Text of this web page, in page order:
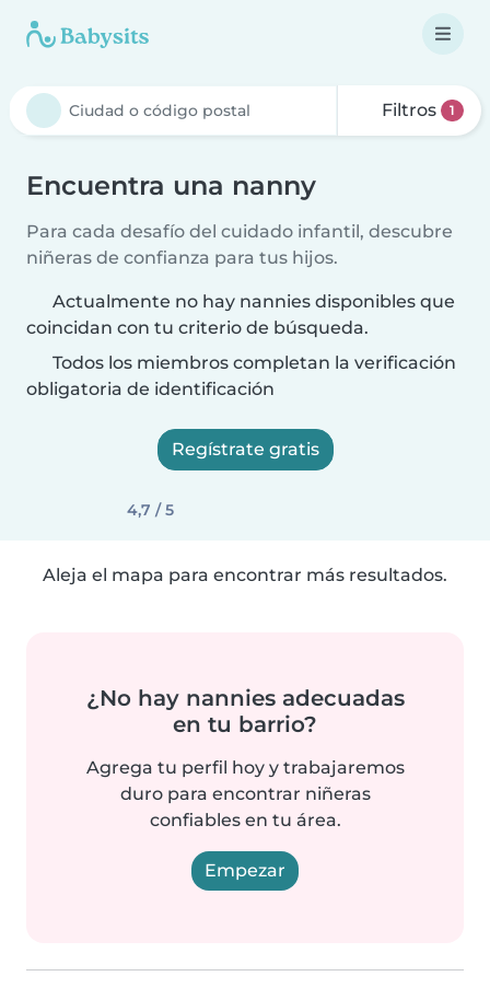
Filtros 1
Encuentra una nanny
Para cada desafío del cuidado infantil, descubre
niñeras de confianza para tus hijos.
Actualmente no hay nannies disponibles que
coincidan con tu criterio de búsqueda.
Todos los miembros completan la verificación
obligatoria de identificación
Regístrate gratis
4,7 / 5
Aleja el mapa para encontrar más resultados.
¿No hay nannies adecuadas
en tu barrio?
Agrega tu perfil hoy y trabajaremos
duro para encontrar niñeras
confiables en tu área.
Empezar